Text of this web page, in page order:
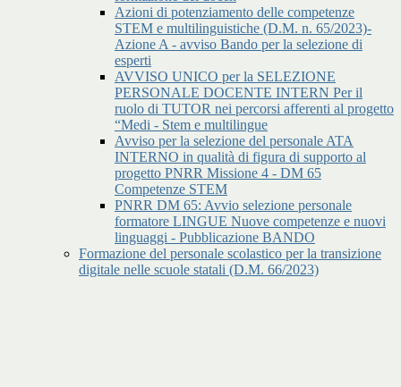
Azioni di potenziamento delle competenze
STEM e multilinguistiche (D.M. n. 65/2023)-
Azione A - avviso Bando per la selezione di
esperti
AVVISO UNICO per la SELEZIONE
PERSONALE DOCENTE INTERN Per il
ruolo di TUTOR nei percorsi afferenti al progetto
“Medi - Stem e multilingue
Avviso per la selezione del personale ATA
INTERNO in qualità di figura di supporto al
progetto PNRR Missione 4 - DM 65
Competenze STEM
PNRR DM 65: Avvio selezione personale
formatore LINGUE Nuove competenze e nuovi
linguaggi - Pubblicazione BANDO
Formazione del personale scolastico per la transizione
digitale nelle scuole statali (D.M. 66/2023)